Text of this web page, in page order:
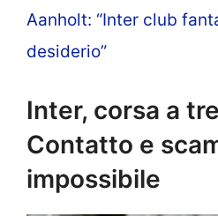
Aanholt: “Inter club
desiderio”
Inter, corsa a
Contatto e
impossibile